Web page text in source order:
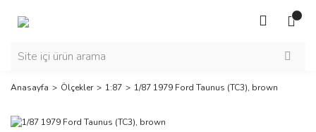
Anasayfa Ölçekler 1:87 1/87 1979 Ford Taunus (TC3), brown